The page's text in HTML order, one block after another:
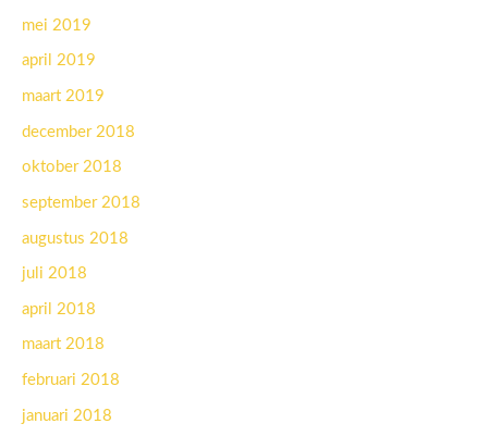
mei 2019
april 2019
maart 2019
december 2018
oktober 2018
september 2018
augustus 2018
juli 2018
april 2018
maart 2018
februari 2018
januari 2018